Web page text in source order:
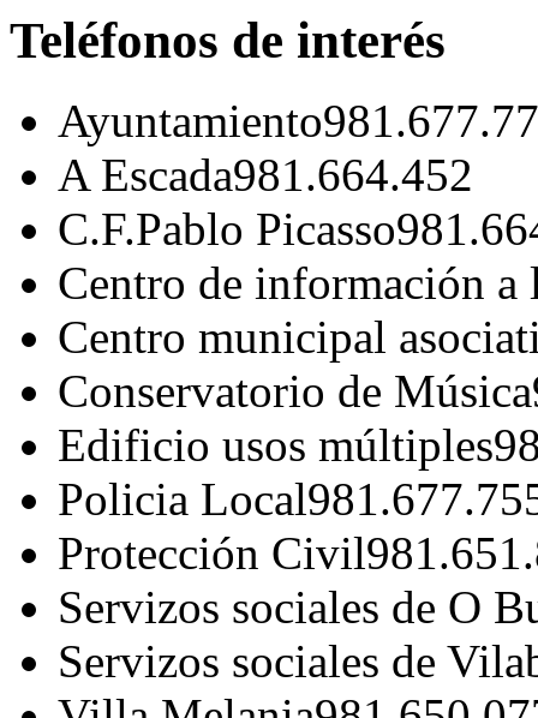
Teléfonos de interés
Ayuntamiento
A Escada981.664.452
C.F.Pablo Picasso
Centro de información
Centro municipal
Conservatorio de Música
Edificio usos múltiples
Policia Local
Protección Civil
Servizos sociales de O
Servizos sociales de